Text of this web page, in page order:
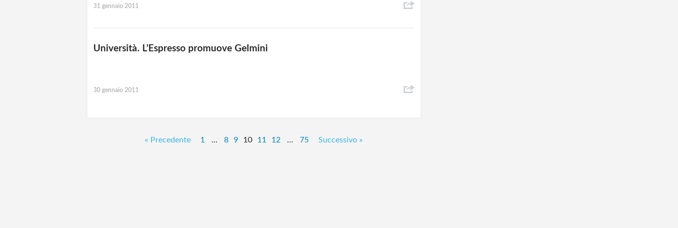
31 gennaio 2011
Università. L’Espresso promuove Gelmini
30 gennaio 2011
« Precedente 1 … 8 9 10 11 12 … 75 Successivo »